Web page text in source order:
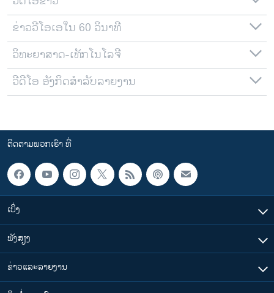
ຂ່າວວີໂອເອໃນ 60 ວິນາທີ
ວິທະຍາສາດ-ເທັກໂນໂລຈີ
ວີດີໂອ ອັງກິດສຳລັບລາຍງານ
ຕິດຕາມພວກເຮົາ ທີ່
ເບິ່ງ
ຟັງສຽງ
ຂ່າວແລະລາຍງານ